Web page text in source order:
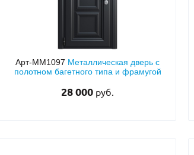
Арт-ММ1097 Металлическая дверь с
полотном багетного типа и фрамугой
28 000 руб.